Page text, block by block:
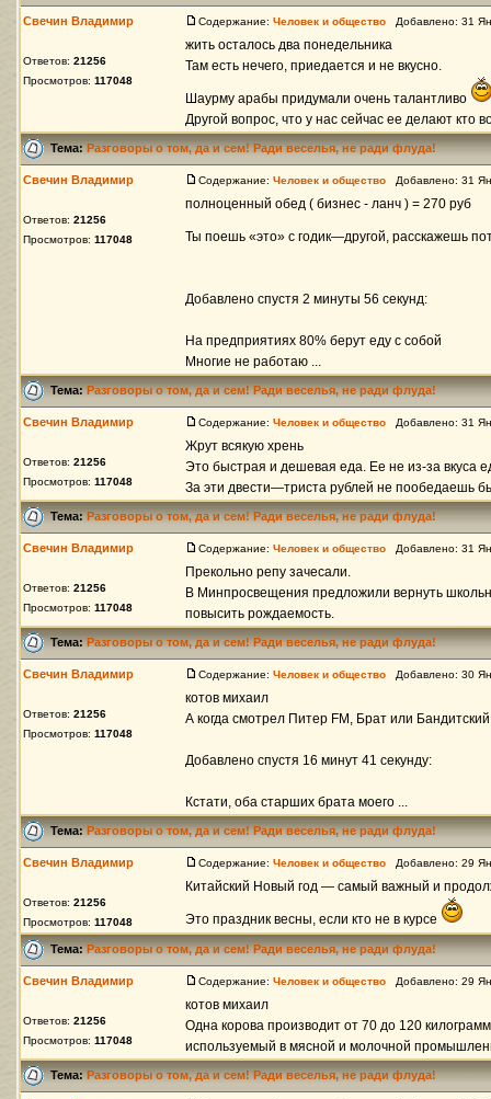
Свечин Владимир
Ответов: 21256
Просмотров: 117048
Содержание: Человек и общество Добавлено: 31
жить осталось два понедельника
Там есть нечего, приедается и не вкусно.
Шаурму арабы придумали очень талантливо
Другой вопрос, что у нас сейчас ее делают кто
Тема:Разговоры о том, да и сем! Ради веселья, не ради флуда!
Свечин Владимир
Ответов: 21256
Просмотров: 117048
Содержание: Человек и общество Добавлено: 31
полноценный обед ( бизнес - ланч ) = 270 руб
Ты поешь «это» с годик—другой, расскажешь
Добавлено спустя 2 минуты 56 секунд:
На предприятиях 80% берут еду с собой
Многие не работаю ...
Тема:Разговоры о том, да и сем! Ради веселья, не ради флуда!
Свечин Владимир
Ответов: 21256
Просмотров: 117048
Содержание: Человек и общество Добавлено: 31
Жрут всякую хрень
Это быстрая и дешевая еда. Ее не из-за вкуса
За эти двести—триста рублей не пообедаешь
Тема:Разговоры о том, да и сем! Ради веселья, не ради флуда!
Свечин Владимир
Ответов: 21256
Просмотров: 117048
Содержание: Человек и общество Добавлено: 31
Прекольно репу зачесали.
В Минпросвещения предложили вернуть
повысить рождаемость.
Тема:Разговоры о том, да и сем! Ради веселья, не ради флуда!
Свечин Владимир
Ответов: 21256
Просмотров: 117048
Содержание: Человек и общество Добавлено: 30
котов михаил
А когда смотрел Питер FM, Брат или
Добавлено спустя 16 минут 41 секунду:
Кстати, оба старших брата моего ...
Тема:Разговоры о том, да и сем! Ради веселья, не ради флуда!
Свечин Владимир
Ответов: 21256
Просмотров: 117048
Содержание: Человек и общество Добавлено: 29
Китайский Новый год ― самый важный и
Это праздник весны, если кто не в курсе
Тема:Разговоры о том, да и сем! Ради веселья, не ради флуда!
Свечин Владимир
Ответов: 21256
Просмотров: 117048
Содержание: Человек и общество Добавлено: 29
котов михаил
Одна корова производит от 70 до 120
используемый в мясной и молочной
Тема:Разговоры о том, да и сем! Ради веселья, не ради флуда!